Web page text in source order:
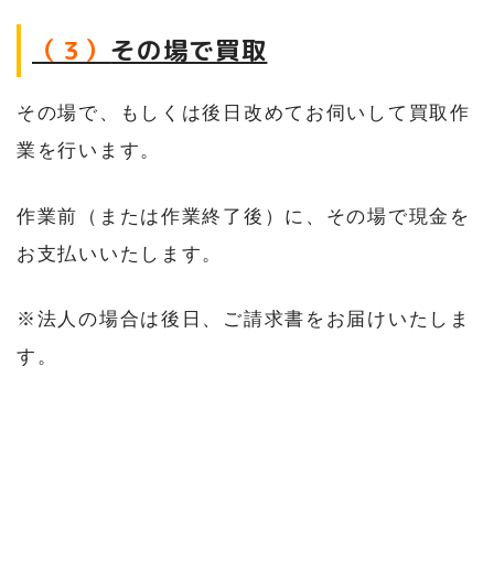
（３） その場で買取
その場で、もしくは後日改めてお伺いして買取作
業を行います。
作業前（または作業終了後）に、その場で現金を
お支払いいたします。
※法人の場合は後日、ご請求書をお届けいたしま
す。